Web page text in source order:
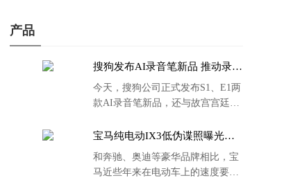
产品
搜狗发布AI录音笔新品 推动录音
今天，搜狗公司正式发布S1、E1两
款AI录音笔新品，还与故宫宫廷文
的故宫宫廷联名款。
宝马纯电动IX3低伪谍照曝光：
和奔驰、奥迪等豪华品牌相比，宝
马近些年来在电动车上的速度要慢